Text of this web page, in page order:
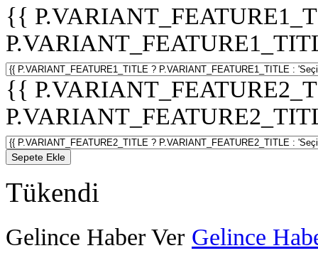
{{
{{
Sepete Ekle
Tükendi
Gelince Haber Ver Gelince